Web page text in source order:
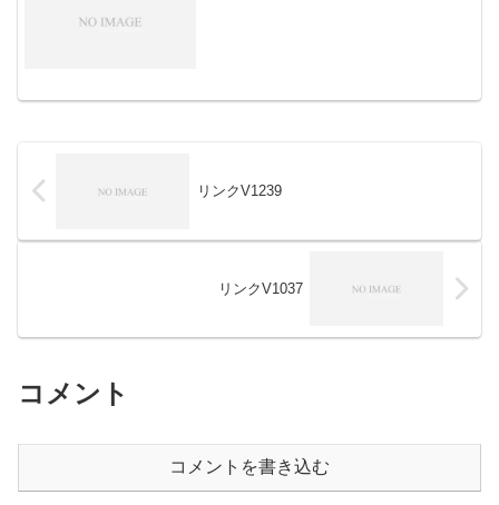
リンクV1239
リンクV1037
コメント
コメントを書き込む